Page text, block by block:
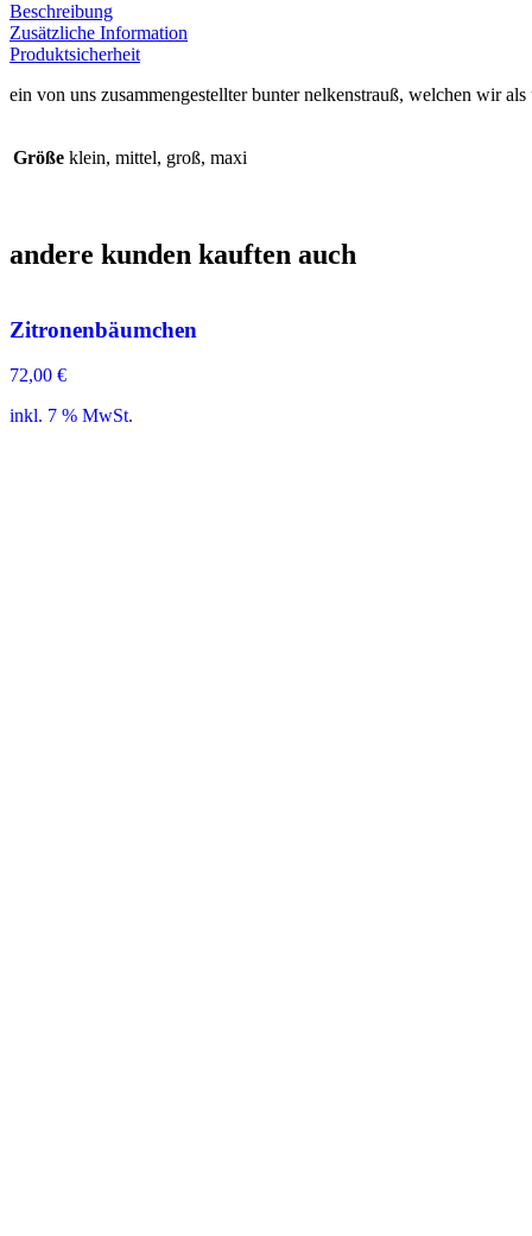
Beschreibung
Zusätzliche Information
Produktsicherheit
ein von uns zusammengestellter bunter nelkenstrauß, welchen wir
Größe klein, mittel, groß, maxi
andere kunden kauften auch
Zitronenbäumchen
72,00 €
inkl. 7 % MwSt.